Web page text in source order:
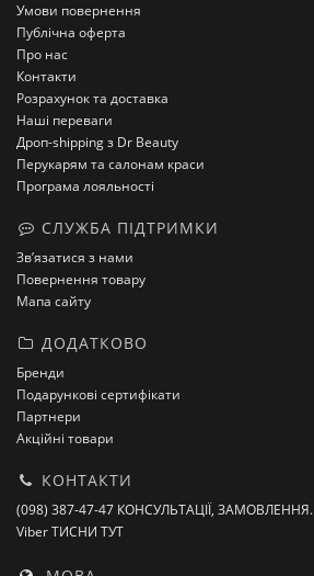
Умови повернення
Публічна оферта
Про нас
Контакти
Розрахунок та доставка
Наші переваги
Дроп-shipping з Dr Beauty
Перукарям та салонам краси
Програма лояльності
СЛУЖБА ПІДТРИМКИ
Зв’язатися з нами
Повернення товару
Мапа сайту
ДОДАТКОВО
Бренди
Подарункові сертифікати
Партнери
Акційні товари
КОНТАКТИ
(098) 387-47-47 КОНСУЛЬТАЦІЇ, ЗАМОВЛЕННЯ.
Viber ТИСНИ ТУТ